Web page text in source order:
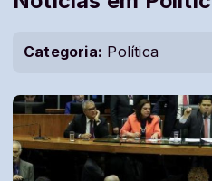
Categoria: Política